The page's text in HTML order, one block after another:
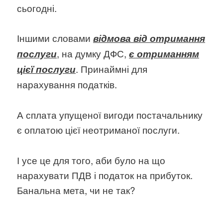
сьогодні.
Іншими словамивідмова від отримання
послуги, на думку ДФС,є отриманням
цієї послуги. Принаймні для
нарахування податків.
А сплата упущеної вигоди постачальнику
є оплатою цієї неотриманої послуги.
І усе це для того, аби було на що
нарахувати ПДВ і податок на прибуток.
Банальна мета, чи не так?